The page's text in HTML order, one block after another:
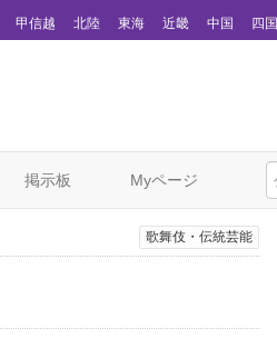
甲信越 北陸 東海 近畿 中国 四国
掲示板 Myページ
歌舞伎・伝統芸能